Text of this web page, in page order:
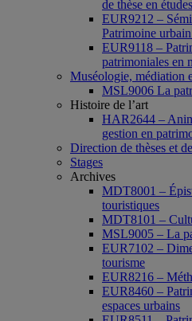
de thèse en
EUR9212 –
Patrimoine
EUR9118 –
patrimoniales en
Muséologie, médiation
MSL9006 La
Histoire de l’art
HAR2644 –
gestion en
Direction de thèses et
Stages
Archives
MDT8001 –
touristiques
MDT8101 –
MSL9005 – La
EUR7102 –
tourisme
EUR8216 –
EUR8460 –
espaces urbains